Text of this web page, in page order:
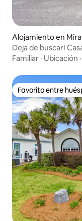
Alojamiento en
Deja de
Familiar · Ubicación ·
Favorito entre
Favorito entre